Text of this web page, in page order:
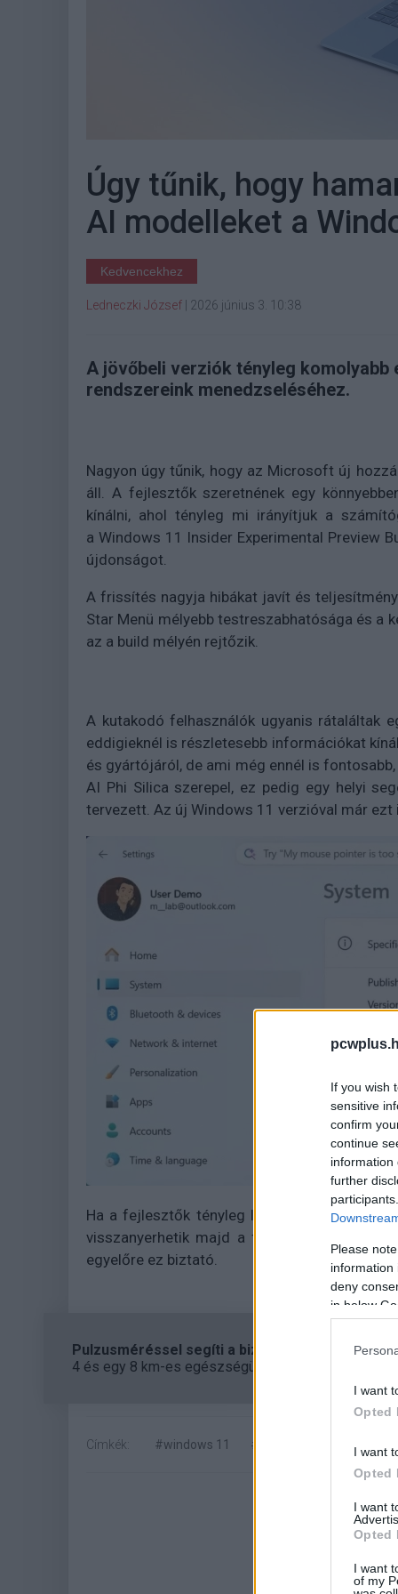
If you wish
sensitive
confirm
continue
information
further
Please
information
deny
in below
I want
Opted
I want
Opted
I want
Opted
I want
of my
Úgy tűnik, hogy
AI modelleket a
Kedvencekhez
Ledneczki József 2026 június 3. 10:38
A jövőbeli verziók tényleg
rendszereink menedzseléséhez.
Nagyon úgy tűnik, hogy az Microsoft új
áll. A fejlesztők szeretnének egy
kínálni, ahol tényleg mi irányítjuk a
a Windows 11 Insider Experimental Preview
újdonságot.
A frissítés nagyja hibákat javít és
Star Menü mélyebb testreszabhatósága és a
az a build mélyén rejtőzik.
A kutakodó felhasználók ugyanis rátaláltak
eddigieknél is részletesebb információkat
és gyártójáról, de ami még ennél is
AI Phi Silica szerepel, ez pedig egy helyi
tervezett. Az új Windows 11 verzióval már ezt
Ha a fejlesztők tényleg lehetővé teszik az
visszanyerhetik majd a felhasználók
egyelőre ez biztató.
Pulzusméréssel segíti a biztonságos mozgást
4 és egy 8 km-es egészségügyi tanösvény nyílt
Címkék: #windows 11 #microsoft